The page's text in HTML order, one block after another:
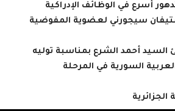
أسرع في الوظائف الإدراكية
سيجورني لعضوية المفوضية
السيد أحمد الشرع بمناسبة توليه
السورية في المرحلة